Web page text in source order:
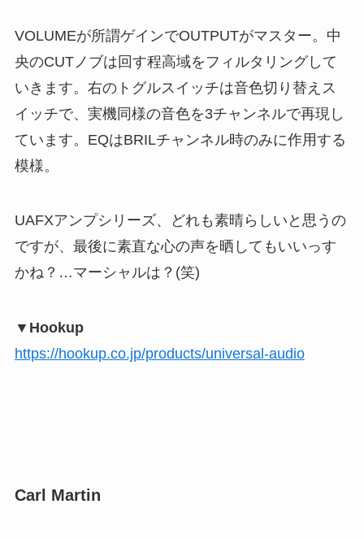
VOLUMEが所謂ゲインでOUTPUTがマスター。中
央のCUTノブは回す程高域をフィルタリングして
いきます。右のトグルスイッチは音色切り替えス
イッチで、実機同様の音色を3チャンネルで再現し
ています。EQはBRILチャンネル時のみに作用する
模様。
UAFXアンプシリーズ、どれも素晴らしいと思うの
ですが、最後に素直な心の声を晒してもいいっす
かね？…マーシャルは？(笑)
▼Hookup
https://hookup.co.jp/products/universal-audio
Carl Martin